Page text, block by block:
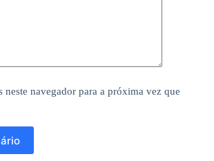
neste navegador para a próxima vez que